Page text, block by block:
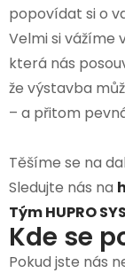
popovídat si o
Velmi si vážíme
která nás
že výstavba
– a přitom
Těšíme se na
Sledujte nás na
Tým HUPRO
Kde se
Pokud jste nás